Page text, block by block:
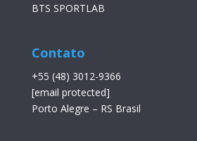
BTS SPORTLAB
Contato
+55 (48) 3012-9366
[email protected]
Porto Alegre – RS Brasil